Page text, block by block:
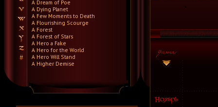
A Dream of Poe
A Dying Planet
A Few Moments to Death
A Flourishing Scourge
A Forest
A Forest of Stars
A Hero a Fake
A Hero for the World
A Hero Will Stand
A Higher Demise
A Life Once Lost
A Light Divided
A Lot Like Birds